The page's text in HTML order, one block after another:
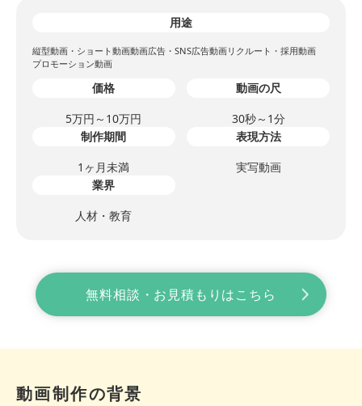
用途
縦型動画・ショート動画動画広告・SNS広告動画リクルート・採用動画
プロモーション動画
価格
5万円～10万円
動画の尺
30秒～1分
制作期間
1ヶ月未満
表現方法
実写動画
業界
人材・教育
無料相談・お見積もりはこちら
動画制作の背景